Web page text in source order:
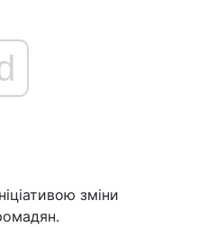
зміни